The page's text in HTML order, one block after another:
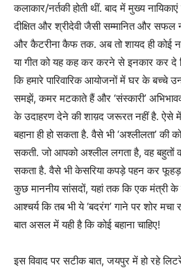
कलाकार/नर्तकी होती थीं. बाद में मुख्य
दीक्षित और श्रीदेवी जैसी सम्मानित और
और कैटरीना कैफ तक. अब तो शायद ही कोई
या गीत को यह कह कर करने से इनकार कर दे
कि हमारे पारिवारिक आयोजनों में घर के बच्चे
समझें, कमर मटकाते हैं और ‘संस्कारी’
के उदाहरण देने की शाय़द जरूरत नहीं है. ऐसे
बहाना ही हो सकता है. वैसे भी ‘अश्लीलता’ की
सकती. जो आपको अश्लील लगता है, वह
सकता है. वैसे भी केसरिया कपड़े पहन कर
कुछ माननीय सांसदों, यहां तक कि एक मंत्री के
आश्चर्य कि तब भी ये ‘बदरंग’ गाने पर शोर मचा
बात असल में यही है कि कोई बहाना चाहिए!
इस विवाद पर सटीक बात, जयपुर में हो रहे